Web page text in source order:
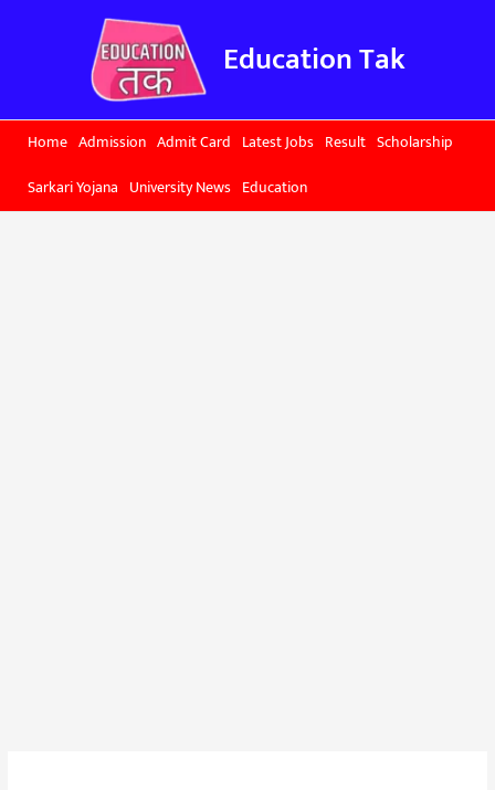
Education Tak
Home Admission Admit Card Latest Jobs Result Scholarship
Sarkari Yojana University News Education